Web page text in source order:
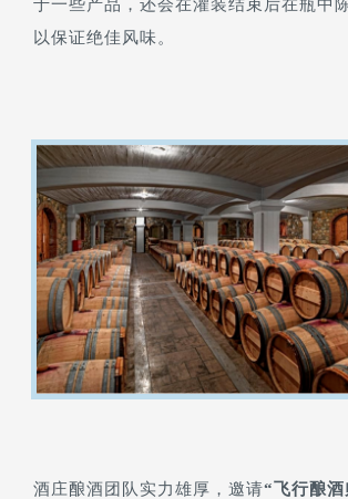
于一些产品，还会在灌装结束后在瓶中
以保证绝佳风味。
酒庄酿酒团队实力雄厚，邀请“飞行酿酒